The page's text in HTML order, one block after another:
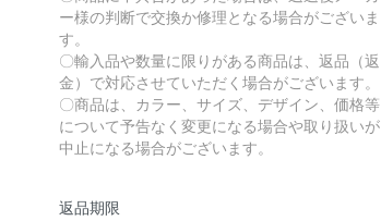
ー様の判断で交換か修理となる場合がございま
す。
〇輸入品や数量に限りがある商品は、返品（返
金）で対応させていただく場合がございます。
〇商品は、カラー、サイズ、デザイン、価格等
について予告なく変更になる場合や取り扱いが
中止になる場合がございます。
返品期限